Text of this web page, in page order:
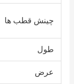
چینش قطب ها
طول
عرض